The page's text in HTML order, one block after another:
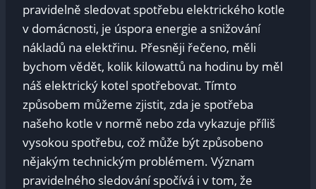
pravidelně sledovat spotřebu​ elektrického kotle
v ‌domácnosti, je úspora energie a‌ snižování
nákladů na elektřinu. Přesněji řečeno, měli
bychom vědět, kolik kilowattů na hodinu ⁢by měl
náš elektrický⁣ kotel⁤ spotřebovat. Tímto
‍způsobem můžeme ⁤zjistit, zda je spotřeba
našeho kotle v normě‍ nebo zda vykazuje příliš
vysokou spotřebu, což‍ může být způsobeno
nějakým‌ technickým problémem. Význam
pravidelného sledování spočívá i v tom, ‍že